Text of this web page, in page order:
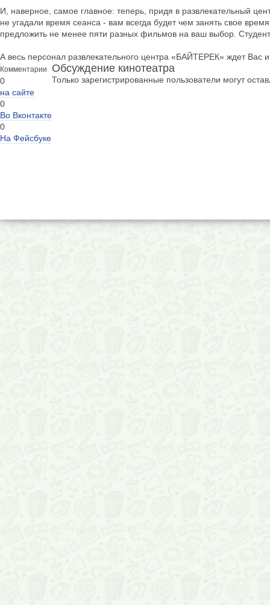
И, наверное, самое главное: теперь, придя в развлекательный
не угадали время сеанса - вам всегда будет чем занять свое
предложить не менее пяти разных фильмов на ваш выбор.
А весь персонал развлекательного центра «БАЙТЕРЕК» ждет Вас
Комментарии
0
на сайте
0
Во Вконтакте
0
На Фейсбуке
Обсуждение кинотеатра
Только зарегистрированные пользователи могут